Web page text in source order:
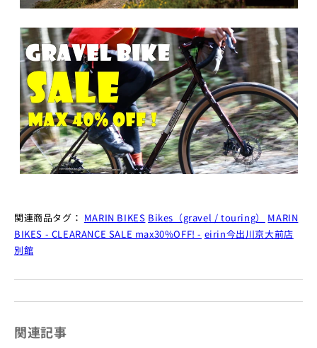
関連商品タグ： MARIN BIKES Bikes（gravel / touring）
MARIN
BIKES - CLEARANCE SALE max30%OFF! - eirin今出川京大前店
別館
関連記事